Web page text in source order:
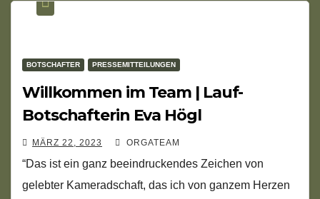
BOTSCHAFTER PRESSEMITTEILUNGEN
Willkommen im Team | Lauf-
Botschafterin Eva Högl
MÄRZ 22, 2023 ORGATEAM
“Das ist ein ganz beeindruckendes Zeichen von
gelebter Kameradschaft, das ich von ganzem Herzen